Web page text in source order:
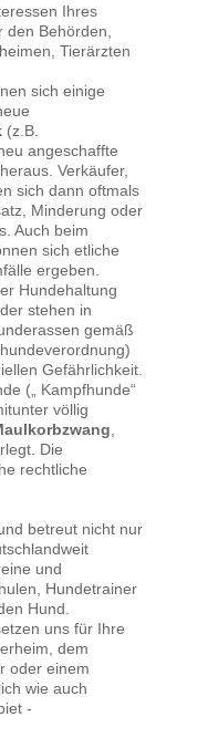
Ihres
Behörden,
Tierärzten
sich einige
angeschaffte
Verkäufer,
sich dann oftmals
Minderung oder
Auch beim
sich etliche
ergeben.
Hundehaltung
stehen in
gemäß
Gefährlichkeit.
(„ Kampfhunde“
völlig
Die
rechtliche
betreut nicht nur
und
Hundetrainer
Hund.
uns für Ihre
dem
oder einem
wie auch
-